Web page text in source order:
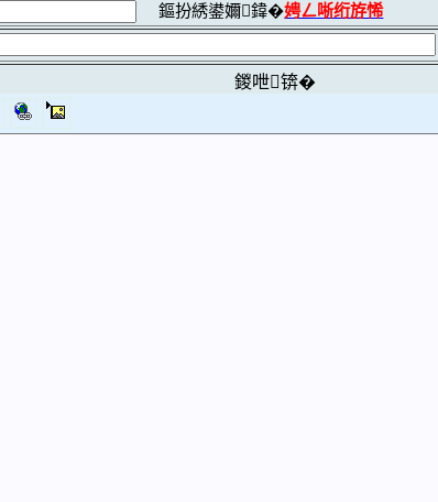
鏂扮綉鍙嬭鍏�娉ㄥ唽绗斿悕
鍐呭锛�